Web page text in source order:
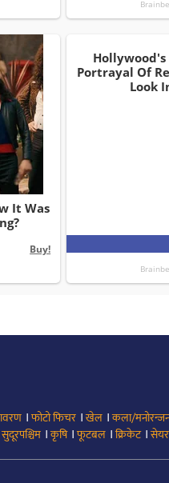
।फोटो फिचर ।खेल ।कला/
सुदूरपश्चिम ।कृषि।फूटबल ।क्रिकेट।